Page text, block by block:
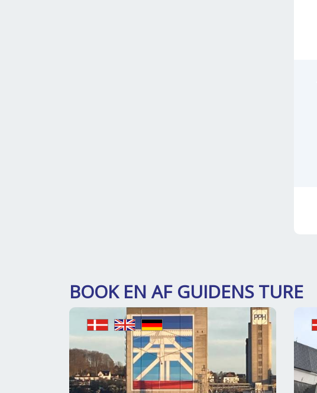
BOOK EN AF GUIDENS TURE